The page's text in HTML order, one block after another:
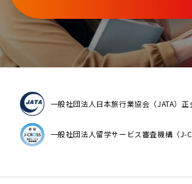
一般社団法人日本旅行業協会（JATA）正
一般社団法人留学サービス審査機構（J-